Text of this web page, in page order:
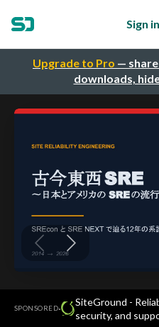
Upgrade to Pro —
downloads,
Sign in
SPONSORED·
SiteGround -
security, and